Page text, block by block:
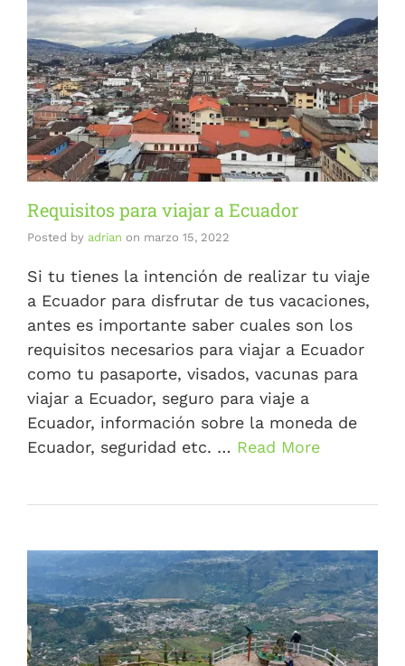
Requisitos para viajar a Ecuador
Posted by adrian on marzo 15, 2022
Si tu tienes la intención de realizar tu viaje
a Ecuador para disfrutar de tus vacaciones,
antes es importante saber cuales son los
requisitos necesarios para viajar a Ecuador
como tu pasaporte, visados, vacunas para
viajar a Ecuador, seguro para viaje a
Ecuador, información sobre la moneda de
Ecuador, seguridad etc. … Read More